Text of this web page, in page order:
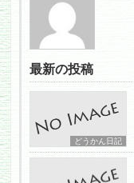
最新の投稿
どうかん日記